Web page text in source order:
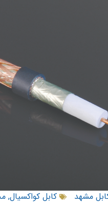
مشهد کابل کواکسیال,